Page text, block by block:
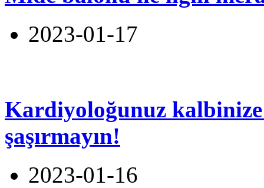
2023-01-17
Kardiyoloğunuz
şaşırmayın!
2023-01-16